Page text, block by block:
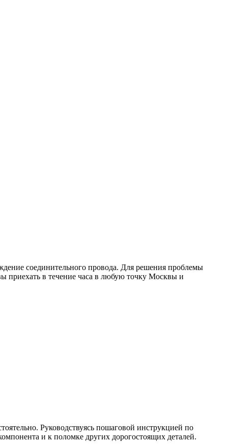
соединительного провода. Для решения проблемы
приехать в течение часа в любую точку Москвы и
Руководствуясь пошаговой инструкцией по
и к поломке других дорогостоящих деталей.